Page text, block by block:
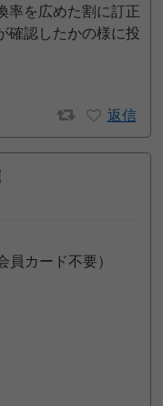
率を広めた割に訂正
確認したかの様に投
返信
員カード不要）